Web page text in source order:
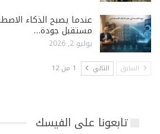
عندما يصبح الذكاء
مستقبل جودة…
يوليو 2, 2026
السابق التالي 1 من 12
تابعونا على الفيسك